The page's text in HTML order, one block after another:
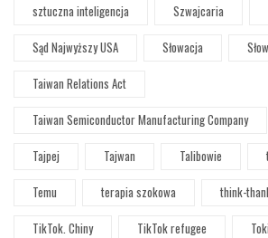
sztuczna inteligencja
Szwajcaria
Sąd Najwyższy USA
Słowacja
Taiwan Relations Act
Taiwan Semiconductor Manufacturing Company
Tajpej
Tajwan Talibowie
Temu
terapia szokowa
think-
TikTok. Chiny
TikTok refugee